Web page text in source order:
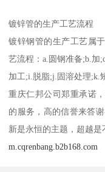
镀锌管的生产工艺流程
镀锌钢管的生产工艺属
艺流程：a.圆钢准备;b.加
加工;i.脱脂;j.固溶处理;k.
重庆仁邦公司郑重承诺
的服务，高的信誉来答
新是永恒的主题，超越是
m.cqrenbang.b2b168.com